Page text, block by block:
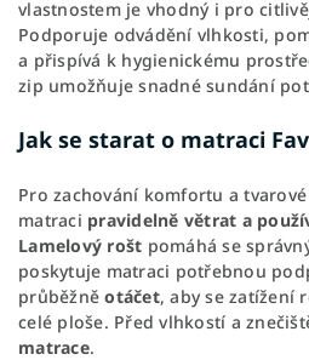
vlastnostem je vhodný i pro
Podporuje odvádění vlhkosti,
a přispívá k hygienickému
zip umožňuje snadné sundání
Jak se starat o matraci
Pro zachování komfortu a
matraci pravidelně větrat a
Lamelový rošt pomáhá se
poskytuje matraci potřebnou
průběžněotáčet, aby se zatížení
celé ploše. Před vlhkostí a
matrace.